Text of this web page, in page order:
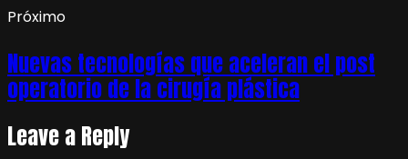
Próximo
Nuevas tecnologías que aceleran el post
operatorio de la cirugía plástica
Leave a Reply